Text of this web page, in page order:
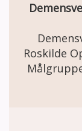
Roskilde
med